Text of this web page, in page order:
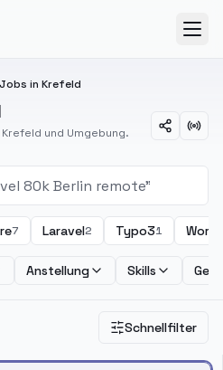
in Krefeld
und Umgebung.
7 Laravel2 Typo31
Anstellung Skills
Schnellfilter